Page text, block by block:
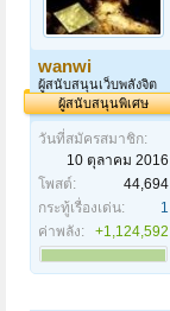
wanwi
ผู้สนับสนุนเว็บพลังจิต
ผู้สนับสนุนพิเศษ
วันที่สมัครสมาชิก:
10 ตุลาคม 2016
โพสต์:
44,694
กระทู้เรื่องเด่น:
1
ค่าพลัง:
+1,124,592